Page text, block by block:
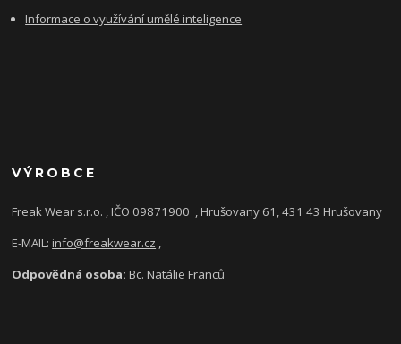
Informace o využívání umělé inteligence
VÝROBCE
Freak Wear s.r.o. , IČO 09871900 , Hrušovany 61, 431 43 Hrušovany
E-MAIL:info@freakwear.cz ,
Odpovědná osoba:Bc. Natálie Franců